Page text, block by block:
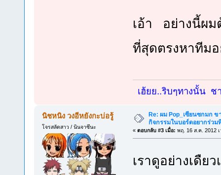
เอ้า อย่างนี้ผม
ที่สุดตรงหาทีม
เฮ้ยย..ริบๆทางนั้น ช
นิชหนิง วงอีหยังกะบ่อรู้
โจรสลัดสาว / นินจาซึนะ
Re: ผม Pop_เซียนซกมก
กิจกรรมในบอร์ดอยากร่ว
« ตอบกลับ #3 เมื่อ: พฤ. 16 ส.ค. 2012
เราดูอย่างเดืย